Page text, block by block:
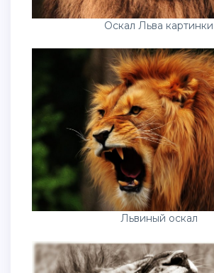
Оскал Льва картинки
Львиный оскал